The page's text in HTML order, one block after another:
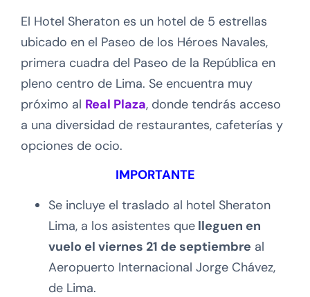
El Hotel Sheraton es un hotel de 5 estrellas
ubicado en el Paseo de los Héroes Navales,
primera cuadra del Paseo de la República en
pleno centro de Lima. Se encuentra muy
próximo al Real Plaza, donde tendrás acceso
a una diversidad de restaurantes, cafeterías y
opciones de ocio.
IMPORTANTE
Se incluye el traslado al hotel Sheraton
Lima, a los asistentes que lleguen en
vuelo el viernes 21 de septiembre al
Aeropuerto Internacional Jorge Chávez,
de Lima.